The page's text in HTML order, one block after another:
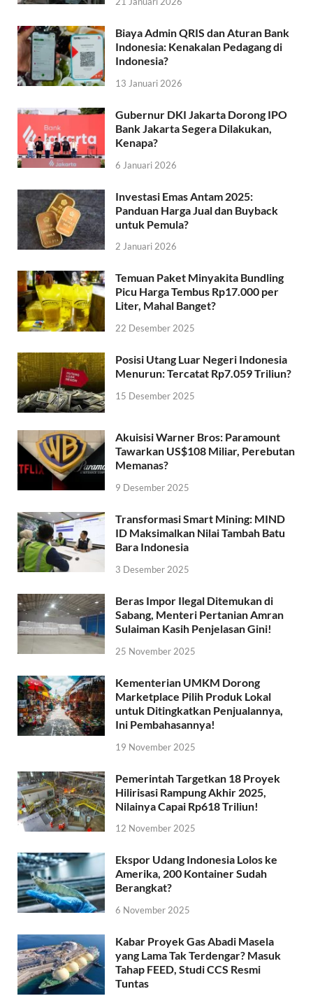
Biaya Admin QRIS dan Aturan Bank
Indonesia: Kenakalan Pedagang di
Indonesia?
13 Januari 2026
Gubernur DKI Jakarta Dorong IPO
Bank Jakarta Segera Dilakukan,
Kenapa?
6 Januari 2026
Investasi Emas Antam 2025:
Panduan Harga Jual dan Buyback
untuk Pemula?
2 Januari 2026
Temuan Paket Minyakita Bundling
Picu Harga Tembus Rp17.000 per
Liter, Mahal Banget?
22 Desember 2025
Posisi Utang Luar Negeri Indonesia
Menurun: Tercatat Rp7.059 Triliun?
15 Desember 2025
Akuisisi Warner Bros: Paramount
Tawarkan US$108 Miliar, Perebutan
Memanas?
9 Desember 2025
Transformasi Smart Mining: MIND
ID Maksimalkan Nilai Tambah Batu
Bara Indonesia
3 Desember 2025
Beras Impor Ilegal Ditemukan di
Sabang, Menteri Pertanian Amran
Sulaiman Kasih Penjelasan Gini!
25 November 2025
Kementerian UMKM Dorong
Marketplace Pilih Produk Lokal
untuk Ditingkatkan Penjualannya,
Ini Pembahasannya!
19 November 2025
Pemerintah Targetkan 18 Proyek
Hilirisasi Rampung Akhir 2025,
Nilainya Capai Rp618 Triliun!
12 November 2025
Ekspor Udang Indonesia Lolos ke
Amerika, 200 Kontainer Sudah
Berangkat?
6 November 2025
Kabar Proyek Gas Abadi Masela
yang Lama Tak Terdengar? Masuk
Tahap FEED, Studi CCS Resmi
Tuntas